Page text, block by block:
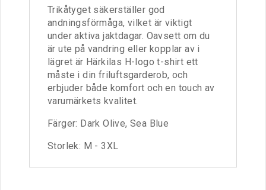
Trikåtyget säkerställer god
andningsförmåga, vilket är viktigt
under aktiva jaktdagar. Oavsett om du
är ute på vandring eller kopplar av i
lägret är Härkilas H-logo t-shirt ett
måste i din friluftsgarderob, och
erbjuder både komfort och en touch av
varumärkets kvalitet.
Färger: Dark Olive, Sea Blue
Storlek: M - 3XL